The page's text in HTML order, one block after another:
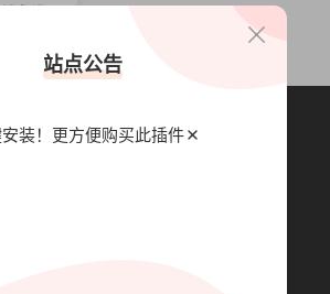
LIB4
站点公告
装！更方便购买此插件